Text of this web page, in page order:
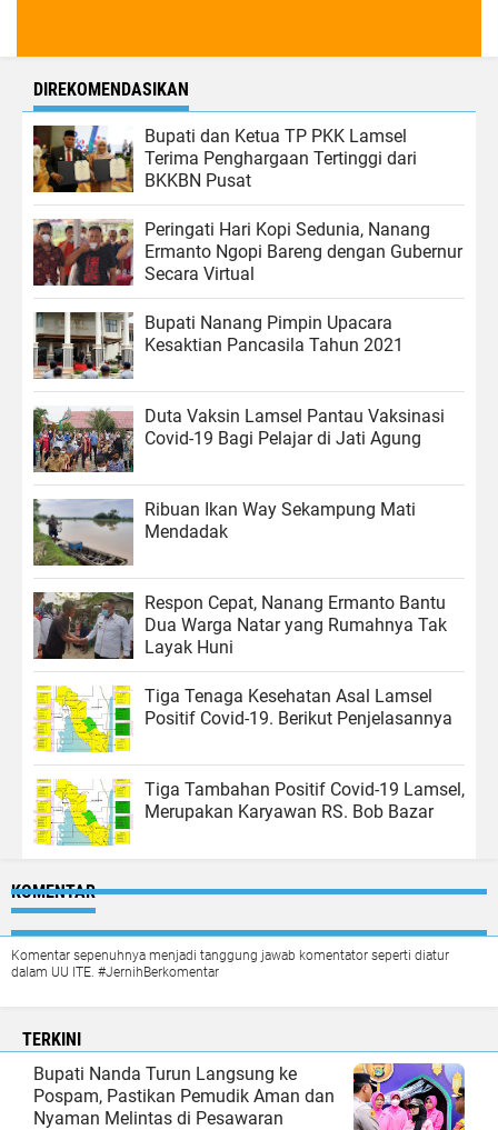
DIREKOMENDASIKAN
Bupati dan Ketua TP PKK Lamsel
Terima Penghargaan Tertinggi dari
BKKBN Pusat
Peringati Hari Kopi Sedunia, Nanang
Ermanto Ngopi Bareng dengan Gubernur
Secara Virtual
Bupati Nanang Pimpin Upacara
Kesaktian Pancasila Tahun 2021
Duta Vaksin Lamsel Pantau Vaksinasi
Covid-19 Bagi Pelajar di Jati Agung
Ribuan Ikan Way Sekampung Mati
Mendadak
Respon Cepat, Nanang Ermanto Bantu
Dua Warga Natar yang Rumahnya Tak
Layak Huni
Tiga Tenaga Kesehatan Asal Lamsel
Positif Covid-19. Berikut Penjelasannya
Tiga Tambahan Positif Covid-19 Lamsel,
Merupakan Karyawan RS. Bob Bazar
KOMENTAR
Komentar sepenuhnya menjadi tanggung jawab komentator seperti diatur
dalam UU ITE. #JernihBerkomentar
TERKINI
Bupati Nanda Turun Langsung ke
Pospam, Pastikan Pemudik Aman dan
Nyaman Melintas di Pesawaran